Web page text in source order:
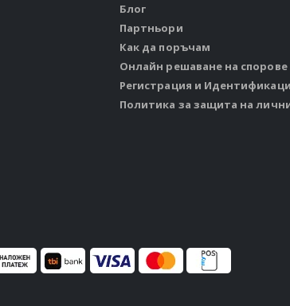
Блог
Партньори
Как да поръчам
Онлайн решаване на спорове
Регистрация и
Политика за защита на